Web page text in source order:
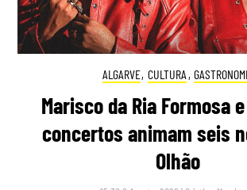
ALGARVE, CULTURA ,
Marisco da Ria Formosa
concertos animam seis
Olhão